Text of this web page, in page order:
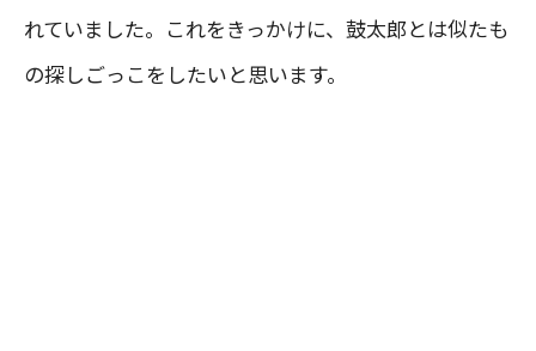
れていました。これをきっかけに、鼓太郎とは似たも
の探しごっこをしたいと思います。